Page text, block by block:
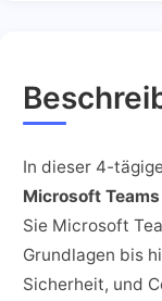
In dieser 4-
Microsoft
Sie Microsoft
Grundlagen bis
Sicherheit, und